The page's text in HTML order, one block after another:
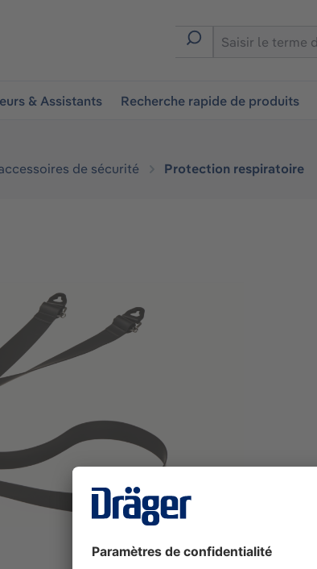
& Assistants Recherche rapide de produits
de sécurité Protection respiratoire